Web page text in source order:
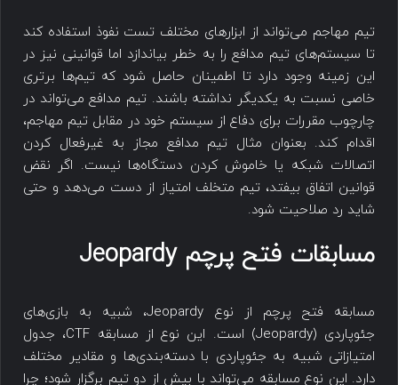
تیم مهاجم می‌تواند از ابزارهای مختلف تست نفوذ استفاده کند
تا سیستم‌های تیم مدافع را به خطر بیاندازد اما قوانینی نیز در
این زمینه وجود دارد تا اطمینان حاصل شود که تیم‌ها برتری
خاصی نسبت به یکدیگر نداشته باشند. تیم مدافع می‌تواند در
چارچوب مقررات برای دفاع از سیستم خود در مقابل تیم مهاجم،
اقدام کند. بعنوان مثال تیم مدافع مجاز به غیرفعال کردن
اتصالات شبکه یا خاموش کردن دستگاه‌ها نیست. اگر نقض
قوانین اتفاق بیفتد، تیم متخلف امتیاز از دست می‌دهد و حتی
شاید رد صلاحیت شود.
مسابقات فتح پرچم Jeopardy
مسابقه فتح پرچم از نوع Jeopardy، شبیه به بازی‌های
جئوپاردی (Jeopardy) است. این نوع از مسابقه CTF، جدول
امتیازاتی شبیه به جئوپاردی با دسته‌بندی‌ها و مقادیر مختلف
دارد. این نوع مسابقه می‌تواند با بیش از دو تیم برگزار شود؛ چرا